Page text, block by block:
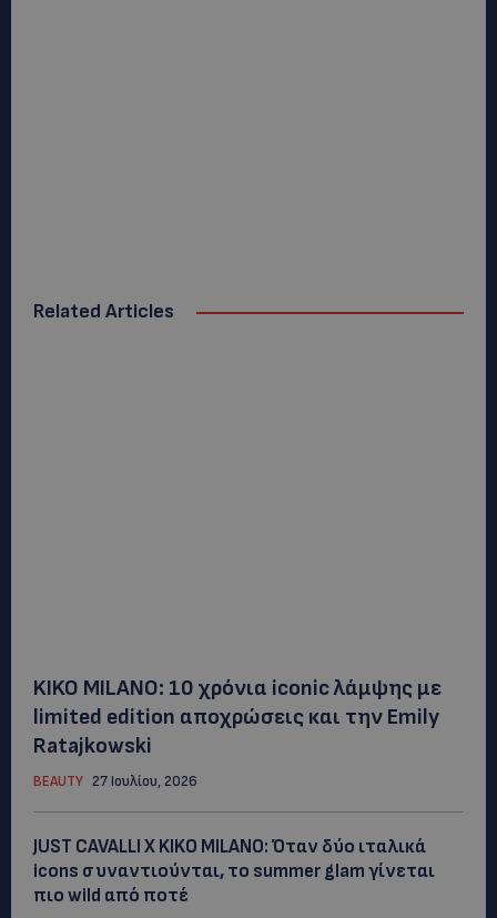
Related Articles
KIKO MILANO: 10 χρόνια iconic λάμψης με
limited edition αποχρώσεις και την Emily
Ratajkowski
BEAUTY 27 Ιουλίου, 2026
JUST CAVALLI X KIKO MILANO: Όταν δύο ιταλικά
icons συναντιούνται, το summer glam γίνεται
πιο wild από ποτέ